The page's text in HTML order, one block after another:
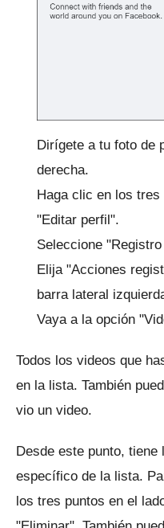
Dirígete a tu foto de
derecha.
Haga clic en los
"Editar perfil".
Seleccione
Elija "Acciones
barra lateral
Vaya a la opción
Todos los videos que
en la lista. También
vio un video.
Desde este punto,
específico de la lista.
los tres puntos en el